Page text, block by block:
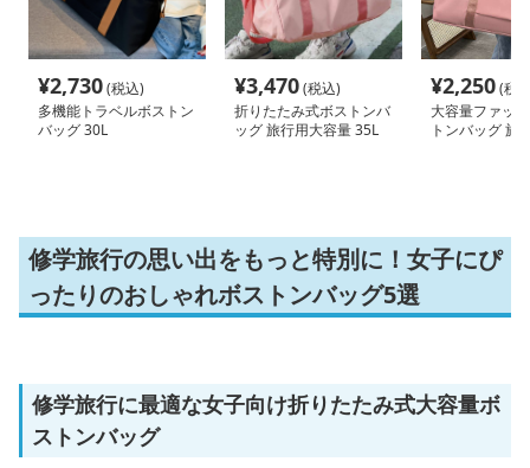
¥2,730(税込)
多機能トラベルボストン
バッグ 30L
¥3,470(税込)
折りたたみ式ボストンバ
ッグ 旅行用大容量 35L
¥2,250(税
大容量ファッ
トンバッグ 旅
修学旅行の思い出をもっと特別に！女子にぴ
ったりのおしゃれボストンバッグ5選
修学旅行に最適な女子向け折りたたみ式大容量ボ
ストンバッグ